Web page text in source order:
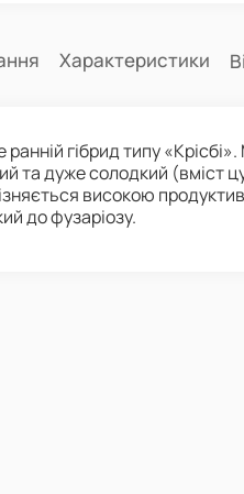
Характеристики
гібрид типу
та дуже солодкий (вміст
високою
до фузаріозу.